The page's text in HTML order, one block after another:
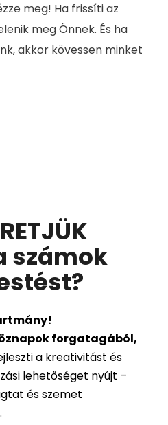
meg! Ha frissíti az
meg Önnek. És ha
akkor kövessen minket
számok
?
forgatagából,
a kreativitást és
lehetőséget nyújt –
és szemet